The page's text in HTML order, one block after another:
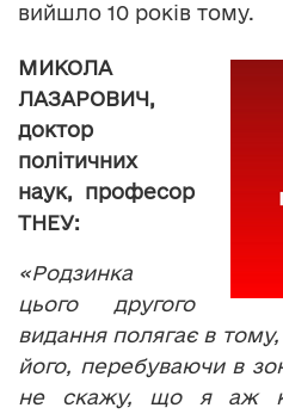
вийшло 10 років тому.
МИКОЛА
ЛАЗАРОВИЧ,
доктор
політичних
наук, професор
ТНЕУ:
«Родзинка
цього другого
видання полягає в тому,
його, перебуваючи в
не скажу, що я аж